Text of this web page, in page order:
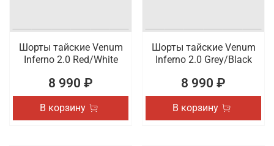
Шорты тайские Venum
Inferno 2.0 Red/White
8 990 ₽
В корзину
Шорты тайские Venum
Inferno 2.0 Grey/Black
8 990 ₽
В корзину